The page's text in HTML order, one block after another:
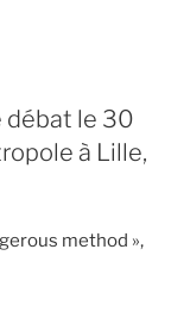
débat le 30
à Lille,
method »,